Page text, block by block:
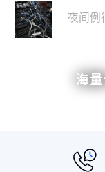
夜间例
海